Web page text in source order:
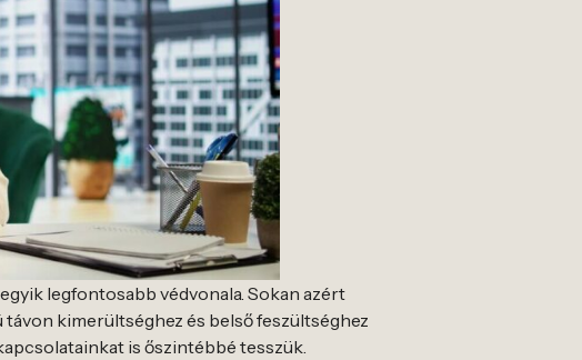
legfontosabb védvonala. Sokan azért
kimerültséghez és belső feszültséghez
is őszintébbé tesszük.